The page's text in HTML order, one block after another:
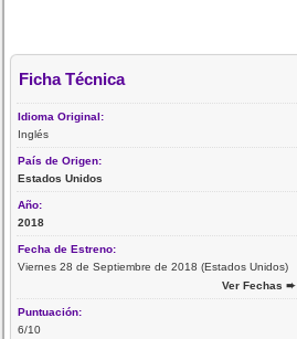
Ficha Técnica
Idioma Original:
Inglés
País de Origen:
Estados Unidos
Año:
2018
Fecha de Estreno:
Viernes 28 de Septiembre de 2018 (Estados Unidos)
Ver Fechas ➨
Puntuación:
6/10